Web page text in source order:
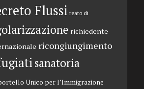
Flussi reato di
richiedente
ricongiungimento
sanatoria
Unico per l’Immigrazione